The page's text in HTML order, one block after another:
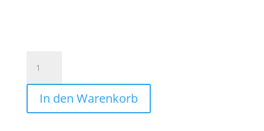
Leder
&
zwei
japanische
In den Warenkorb